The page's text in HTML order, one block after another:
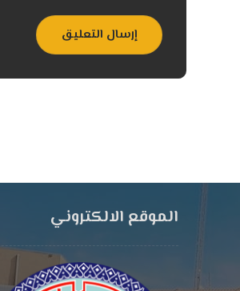
إرسال التعليق
الموقع الالكتروني